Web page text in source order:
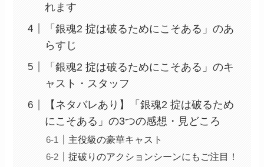
れます
「銀魂2 掟は破るためにこそある」のあ
らすじ
「銀魂2 掟は破るためにこそある」のキ
ャスト・スタッフ
【ネタバレあり】「銀魂2 掟は破るため
にこそある」の3つの感想・見どころ
主役級の豪華キャスト
掟破りのアクションシーンにもご注目！